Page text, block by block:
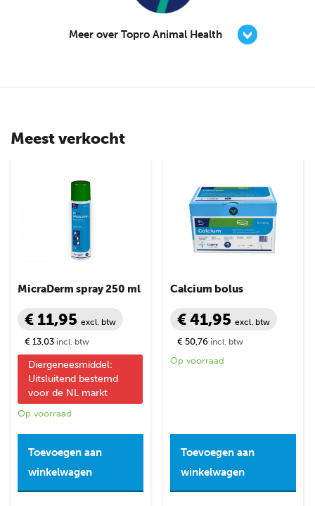
Meer over Topro Animal Health
Meest verkocht
MicraDerm spray 250 ml
€ 11,95 excl. btw
€ 13,03 incl. btw
Diergeneesmiddel:
Uitsluitend bestemd
voor de NL markt
Op voorraad
Toevoegen aan
winkelwagen
Calcium bolus
€ 41,95excl. btw
€ 50,76 incl. btw
Op voorraad
Toevoegen aan
winkelwagen